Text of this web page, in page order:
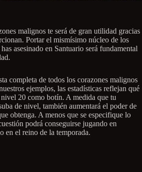
malignos te será de gran utilidad gracias
Portar el mismísimo núcleo de los
asesinado en Santuario será fundamental
completa de todos los corazones malignos
ejemplos, las estadísticas reflejan qué
20 como botín. A medida que tu
de nivel, también aumentará el poder de
obtenga. A menos que se especifique lo
podrá conseguirse jugando en
en el reino de la temporada.